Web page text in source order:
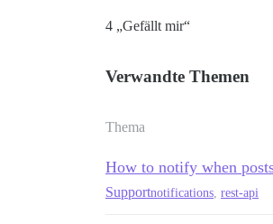
4 „Gefällt mir“
Verwandte Themen
Thema
How to notify when
Supportnotifications rest-api